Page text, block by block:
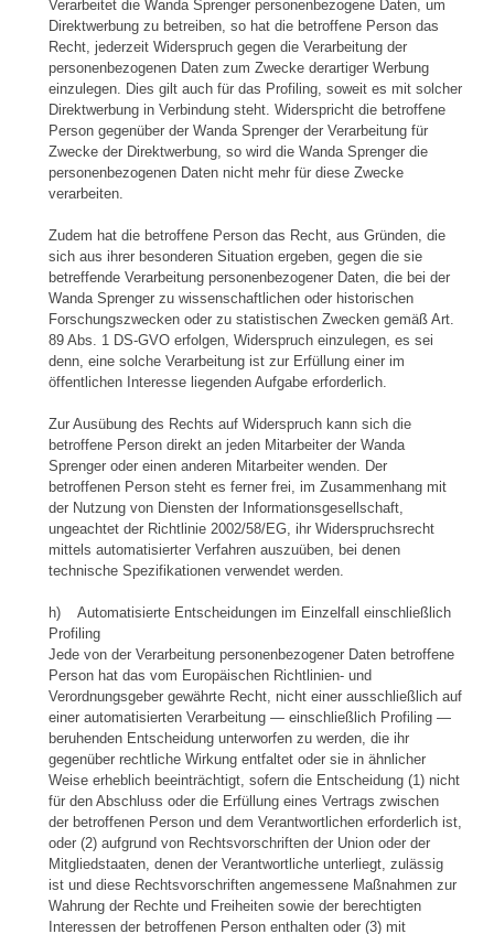
Verarbeitet die Wanda Sprenger personenbezogene Daten, um
Direktwerbung zu betreiben, so hat die betroffene Person das
Recht, jederzeit Widerspruch gegen die Verarbeitung der
personenbezogenen Daten zum Zwecke derartiger Werbung
einzulegen. Dies gilt auch für das Profiling, soweit es mit solcher
Direktwerbung in Verbindung steht. Widerspricht die betroffene
Person gegenüber der Wanda Sprenger der Verarbeitung für
Zwecke der Direktwerbung, so wird die Wanda Sprenger die
personenbezogenen Daten nicht mehr für diese Zwecke
verarbeiten.
Zudem hat die betroffene Person das Recht, aus Gründen, die
sich aus ihrer besonderen Situation ergeben, gegen die sie
betreffende Verarbeitung personenbezogener Daten, die bei der
Wanda Sprenger zu wissenschaftlichen oder historischen
Forschungszwecken oder zu statistischen Zwecken gemäß Art.
89 Abs. 1 DS-GVO erfolgen, Widerspruch einzulegen, es sei
denn, eine solche Verarbeitung ist zur Erfüllung einer im
öffentlichen Interesse liegenden Aufgabe erforderlich.
Zur Ausübung des Rechts auf Widerspruch kann sich die
betroffene Person direkt an jeden Mitarbeiter der Wanda
Sprenger oder einen anderen Mitarbeiter wenden. Der
betroffenen Person steht es ferner frei, im Zusammenhang mit
der Nutzung von Diensten der Informationsgesellschaft,
ungeachtet der Richtlinie 2002/58/EG, ihr Widerspruchsrecht
mittels automatisierter Verfahren auszuüben, bei denen
technische Spezifikationen verwendet werden.
h) Automatisierte Entscheidungen im Einzelfall einschließlich
Profiling
Jede von der Verarbeitung personenbezogener Daten betroffene
Person hat das vom Europäischen Richtlinien- und
Verordnungsgeber gewährte Recht, nicht einer ausschließlich auf
einer automatisierten Verarbeitung — einschließlich Profiling —
beruhenden Entscheidung unterworfen zu werden, die ihr
gegenüber rechtliche Wirkung entfaltet oder sie in ähnlicher
Weise erheblich beeinträchtigt, sofern die Entscheidung (1) nicht
für den Abschluss oder die Erfüllung eines Vertrags zwischen
der betroffenen Person und dem Verantwortlichen erforderlich ist,
oder (2) aufgrund von Rechtsvorschriften der Union oder der
Mitgliedstaaten, denen der Verantwortliche unterliegt, zulässig
ist und diese Rechtsvorschriften angemessene Maßnahmen zur
Wahrung der Rechte und Freiheiten sowie der berechtigten
Interessen der betroffenen Person enthalten oder (3) mit